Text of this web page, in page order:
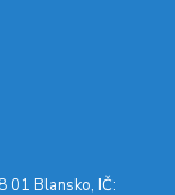
01 Blansko, IČ: